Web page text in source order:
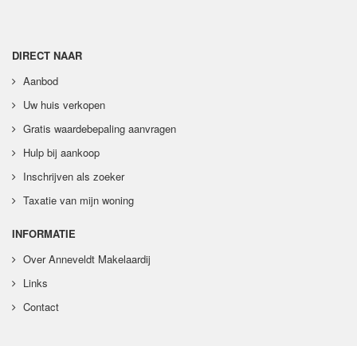
DIRECT NAAR
Aanbod
Uw huis verkopen
Gratis waardebepaling aanvragen
Hulp bij aankoop
Inschrijven als zoeker
Taxatie van mijn woning
INFORMATIE
Over Anneveldt Makelaardij
Links
Contact